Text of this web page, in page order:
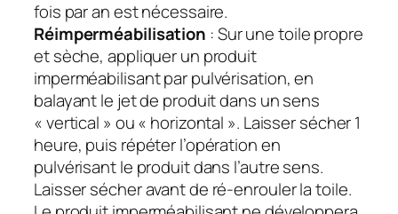
fois par an est nécessaire.
Réimperméabilisation : Sur une toile propre
et sèche, appliquer un produit
imperméabilisant par pulvérisation, en
balayant le jet de produit dans un sens
« vertical » ou « horizontal ». Laisser sécher 1
heure, puis répéter l’opération en
pulvérisant le produit dans l’autre sens.
Laisser sécher avant de ré-enrouler la toile.